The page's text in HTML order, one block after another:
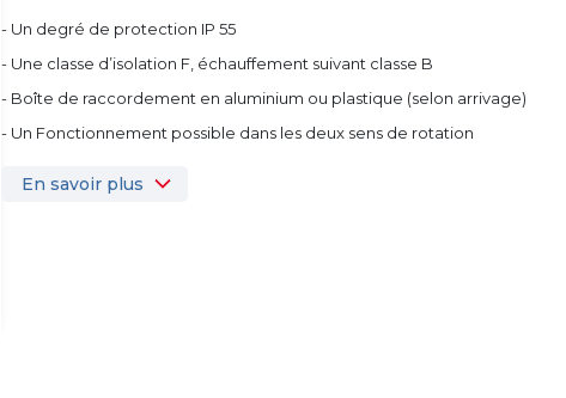
- Un degré de protection IP 55
- Une classe d’isolation F, échauffement suivant classe B
- Boîte de raccordement en aluminium ou plastique (selon arrivage)
- Un Fonctionnement possible dans les deux sens de rotation
En savoir plus